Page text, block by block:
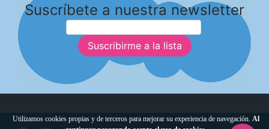
Suscríbete a nuestra newsletter
Suscribirme a la lista
Utilizamos cookies propias y de terceros para mejorar su experiencia de navegación. Al